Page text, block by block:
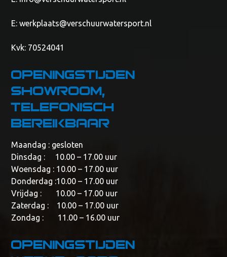
E:werkplaats@verschuurwatersport.nl
Kvk: 70524041
Openingstijden
showroom,
telefonisch
bereikbaar
Maandag : gesloten
Dinsdag : 10.00 – 17.00 uur
Woensdag : 10.00 – 17.00 uur
Donderdag :10.00 – 17.00 uur
Vrijdag : 10.00 – 17.00 uur
Zaterdag : 10.00 – 17.00 uur
Zondag : 11.00 – 16.00 uur
Openingstijden